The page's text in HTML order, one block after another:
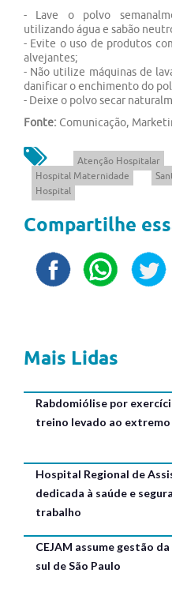
- Lave o polvo
utilizando água e sabão
- Evite o uso de produtos
alvejantes;
- Não utilize máquinas de
danificar o enchimento do
- Deixe o polvo secar
Fonte: Comunicação,
Atenção Hospitalar
Hospital Maternidade
Hospital
Compartilhe
Mais Lidas
Rabdomiólise por
treino levado ao extremo
Hospital Regional de
dedicada à saúde e
trabalho
CEJAM assume gestão
sul de São Paulo